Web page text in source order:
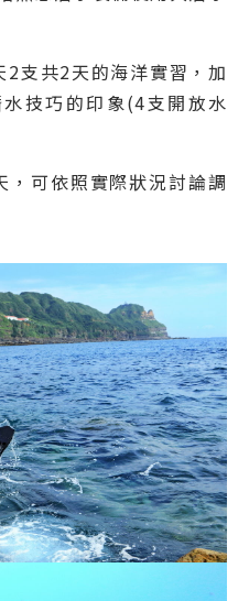
支共2天的海洋實習，加
技巧的印象(4支開放水
，可依照實際狀況討論調